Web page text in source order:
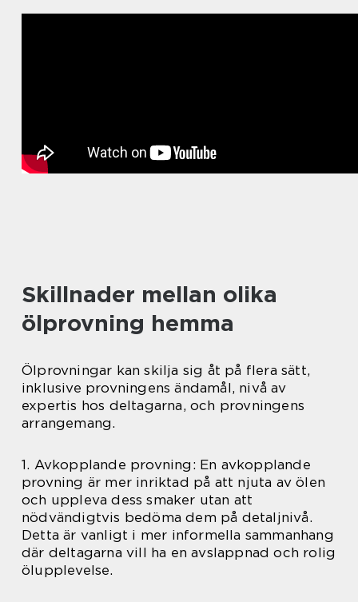
Skillnader mellan olika
ölprovning hemma
Ölprovningar kan skilja sig åt på flera sätt,
inklusive provningens ändamål, nivå av
expertis hos deltagarna, och provningens
arrangemang.
1. Avkopplande provning: En avkopplande
provning är mer inriktad på att njuta av ölen
och uppleva dess smaker utan att
nödvändigtvis bedöma dem på detaljnivå.
Detta är vanligt i mer informella sammanhang
där deltagarna vill ha en avslappnad och rolig
ölupplevelse.